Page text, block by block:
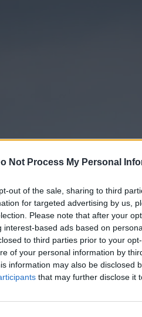
Not Process My Personal
out of the sale, sharing to third
for targeted advertising by us,
Please note that after your
interest-based ads based on
to third parties prior to your
of your personal information by
information may also be disclosed
that may further disclose it